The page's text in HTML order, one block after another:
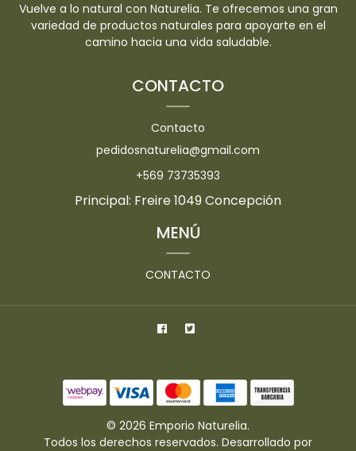
Vuelve a lo natural con Naturelia. Te ofrecemos una gran
variedad de productos naturales para apoyarte en el
camino hacia una vida saludable.
CONTACTO
Contacto
pedidosnaturelia@gmail.com
+569 73735393
Principal: Freire 1049 Concepción
MENÚ
CONTACTO
© 2026 Emporio Naturelia.
Todos los derechos reservados. Desarrollado por